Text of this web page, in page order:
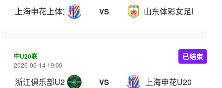
上海申花上体女足 VS 山东体彩女足B队
中U20联
2026-06-14 19:00
浙江俱乐部U20 VS 上海申花U20
已结束